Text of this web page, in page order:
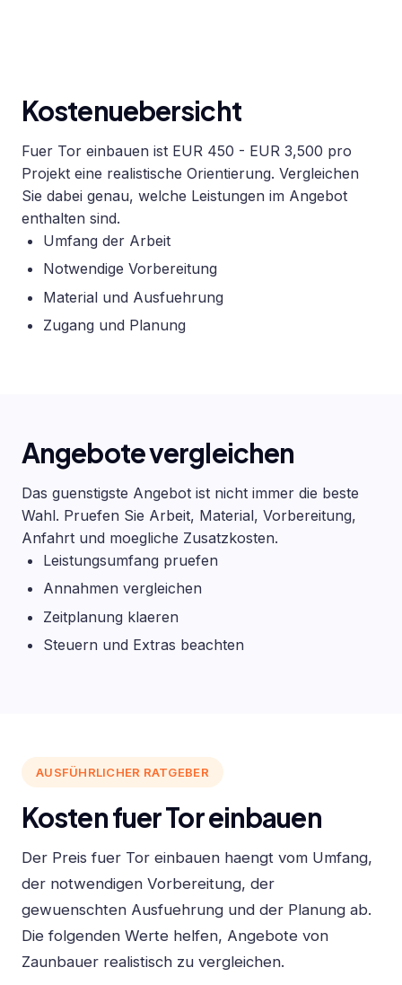
Kostenuebersicht
Fuer Tor einbauen ist EUR 450 - EUR 3,500 pro
Projekt eine realistische Orientierung. Vergleichen
Sie dabei genau, welche Leistungen im Angebot
enthalten sind.
Umfang der Arbeit
Notwendige Vorbereitung
Material und Ausfuehrung
Zugang und Planung
Angebote vergleichen
Das guenstigste Angebot ist nicht immer die beste
Wahl. Pruefen Sie Arbeit, Material, Vorbereitung,
Anfahrt und moegliche Zusatzkosten.
Leistungsumfang pruefen
Annahmen vergleichen
Zeitplanung klaeren
Steuern und Extras beachten
AUSFÜHRLICHER RATGEBER
Kosten fuer Tor einbauen
Der Preis fuer Tor einbauen haengt vom Umfang,
der notwendigen Vorbereitung, der
gewuenschten Ausfuehrung und der Planung ab.
Die folgenden Werte helfen, Angebote von
Zaunbauer realistisch zu vergleichen.